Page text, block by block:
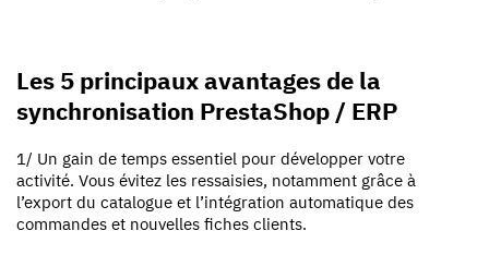
Les 5 principaux avantages de la
synchronisation PrestaShop / ERP
1/ Un gain de temps essentiel pour développer votre
activité. Vous évitez les ressaisies, notamment grâce à
l’export du catalogue et l’intégration automatique des
commandes et nouvelles fiches clients.